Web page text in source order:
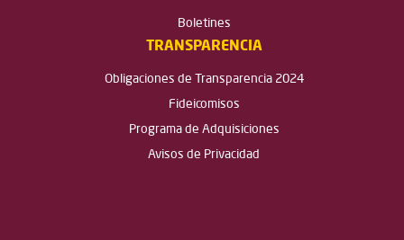
Boletines
TRANSPARENCIA
Obligaciones de Transparencia 2024
Fideicomisos
Programa de Adquisiciones
Avisos de Privacidad